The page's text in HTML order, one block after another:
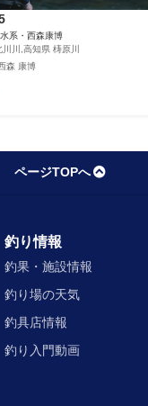
系・西森康博
川,高知県 梼原川
森 康博
ページTOPへ
釣り情報
釣果・施設情報
釣り場の天気
釣具店情報
釣り入門動画